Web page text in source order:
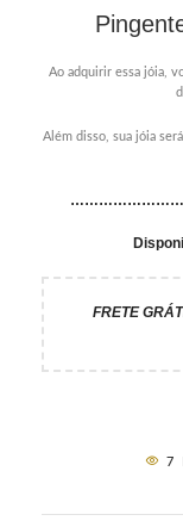
Ao adquirir essa jóia,
Além disso, sua jóia
FRETE
7